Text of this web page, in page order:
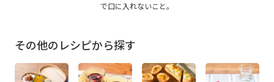
で口に入れないこと。
その他のレシピから探す